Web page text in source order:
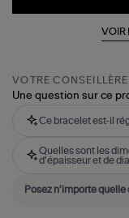
VOIR
VOTRE CONSEILLÈRE
Une question sur ce
Ce bracelet est-il
Quelles sont les
d'épaisseur et de